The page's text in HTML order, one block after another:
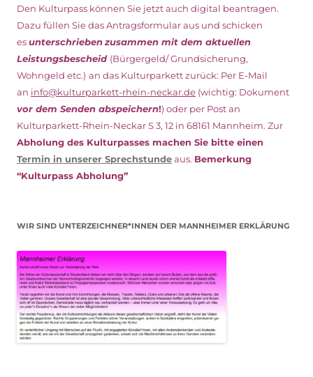
Den Kulturpass können Sie jetzt auch digital beantragen.
Dazu füllen Sie das Antragsformular aus und schicken
esunterschriebenzusammen mit dem aktuellen
Leistungsbescheid (Bürgergeld/ Grundsicherung,
Wohngeld etc.) an das Kulturparkett zurück: Per E-Mail
an info@kulturparkett-rhein-neckar.de (wichtig: Dokument
vor dem Senden abspeichern!) oder per Post an
Kulturparkett-Rhein-Neckar S 3, 12 in 68161 Mannheim. Zur
Abholung des Kulturpasses machen Sie bitte einen
Termin in unserer Sprechstundeaus. Bemerkung
“Kulturpass Abholung”
WIR SIND UNTERZEICHNER*INNEN DER MANNHEIMER ERKLÄRUNG